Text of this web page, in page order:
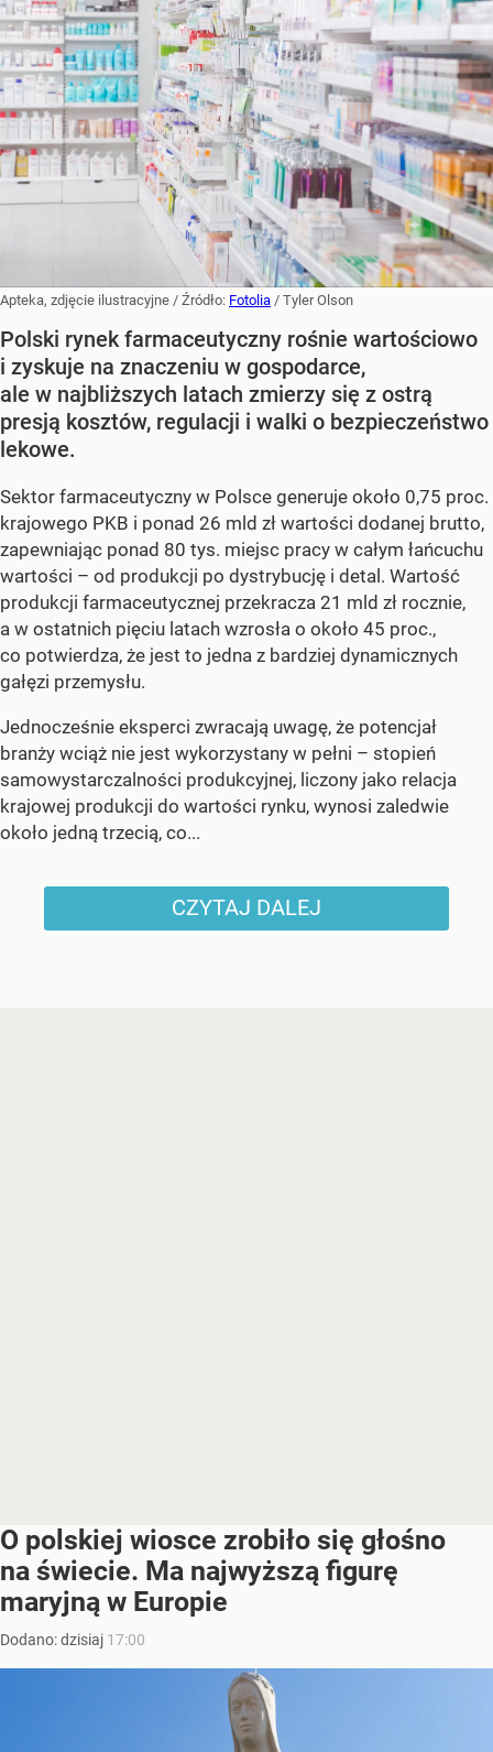
Apteka, zdjęcie ilustracyjne / Źródło: Fotolia / Tyler Olson
Polski rynek farmaceutyczny rośnie wartościowo
i zyskuje na znaczeniu w gospodarce,
ale w najbliższych latach zmierzy się z ostrą
presją kosztów, regulacji i walki o bezpieczeństwo
lekowe.
Sektor farmaceutyczny w Polsce generuje około 0,75 proc.
krajowego PKB i ponad 26 mld zł wartości dodanej brutto,
zapewniając ponad 80 tys. miejsc pracy w całym łańcuchu
wartości – od produkcji po dystrybucję i detal. Wartość
produkcji farmaceutycznej przekracza 21 mld zł rocznie,
a w ostatnich pięciu latach wzrosła o około 45 proc.,
co potwierdza, że jest to jedna z bardziej dynamicznych
gałęzi przemysłu.
Jednocześnie eksperci zwracają uwagę, że potencjał
branży wciąż nie jest wykorzystany w pełni – stopień
samowystarczalności produkcyjnej, liczony jako relacja
krajowej produkcji do wartości rynku, wynosi zaledwie
około jedną trzecią, co...
CZYTAJ DALEJ
O polskiej wiosce zrobiło się głośno
na świecie. Ma najwyższą figurę
maryjną w Europie
Dodano:dzisiaj 17:00